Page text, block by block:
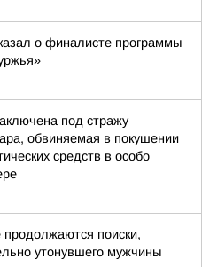
о финалисте программы
под стражу
обвиняемая в покушении
средств в особо
поиски,
утонувшего мужчины